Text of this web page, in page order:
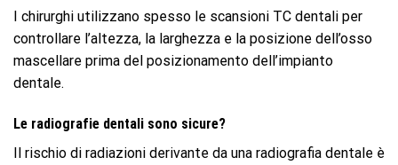
I chirurghi utilizzano spesso le scansioni TC dentali per
controllare l’altezza, la larghezza e la posizione dell’osso
mascellare prima del posizionamento dell’impianto
dentale.
Le radiografie dentali sono sicure?
Il rischio di radiazioni derivante da una radiografia dentale è